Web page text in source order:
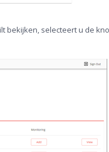
bekijken, selecteert u de